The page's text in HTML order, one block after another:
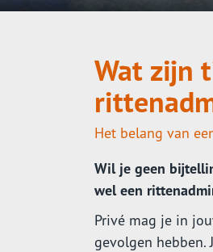
Wat zijn
Het belang van
Wil je geen
wel een
Privé mag je in
gevolgen